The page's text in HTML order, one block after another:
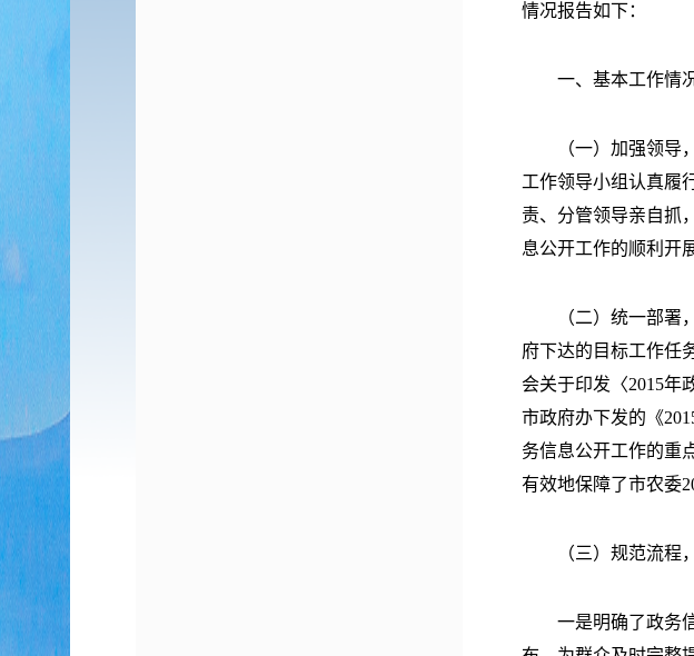
情况报告如下：
一、基本工作情
（一）加强领导，
工作领导小组认真履
责、分管领导亲自抓
息公开工作的顺利开
（二）统一部署，
府下达的目标工作任
会关于印发〈2015年
市政府办下发的《
务信息公开工作的重
有效地保障了市农委
（三）规范流程，
一是明确了政务信